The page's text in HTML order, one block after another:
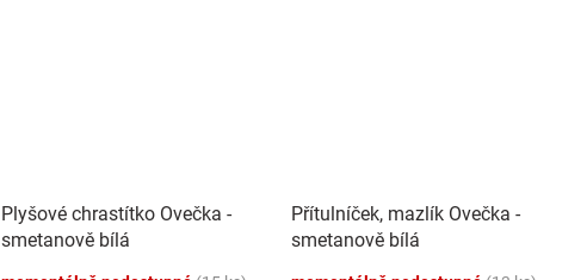
Plyšové chrastítko Ovečka -
smetanově bílá
Přítulníček, mazlík Ovečka -
smetanově bílá